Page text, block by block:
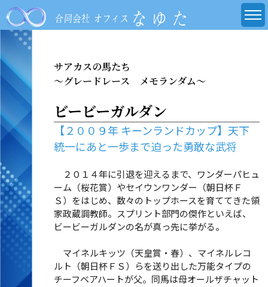
サアカスの馬たち
～グレードレース メモランダム～
ビービーガルダン
【２００９年 キーンランドカップ】天下
統一にあと一歩まで迫った勇敢な武将
２０１４年に引退を迎えるまで、ワンダーパヒュ
ーム（桜花賞）やセイウンワンダー（朝日杯Ｆ
Ｓ）をはじめ、数々のトップホースを育ててきた領
家政蔵調教師。スプリント部門の傑作といえば、
ビービーガルダンの名が真っ先に挙がる。
マイネルキッツ（天皇賞・春）、マイネルレコ
ルト（朝日杯ＦＳ）らを送り出した万能タイプの
チーフベアハートが父。同馬は母オールザチャット